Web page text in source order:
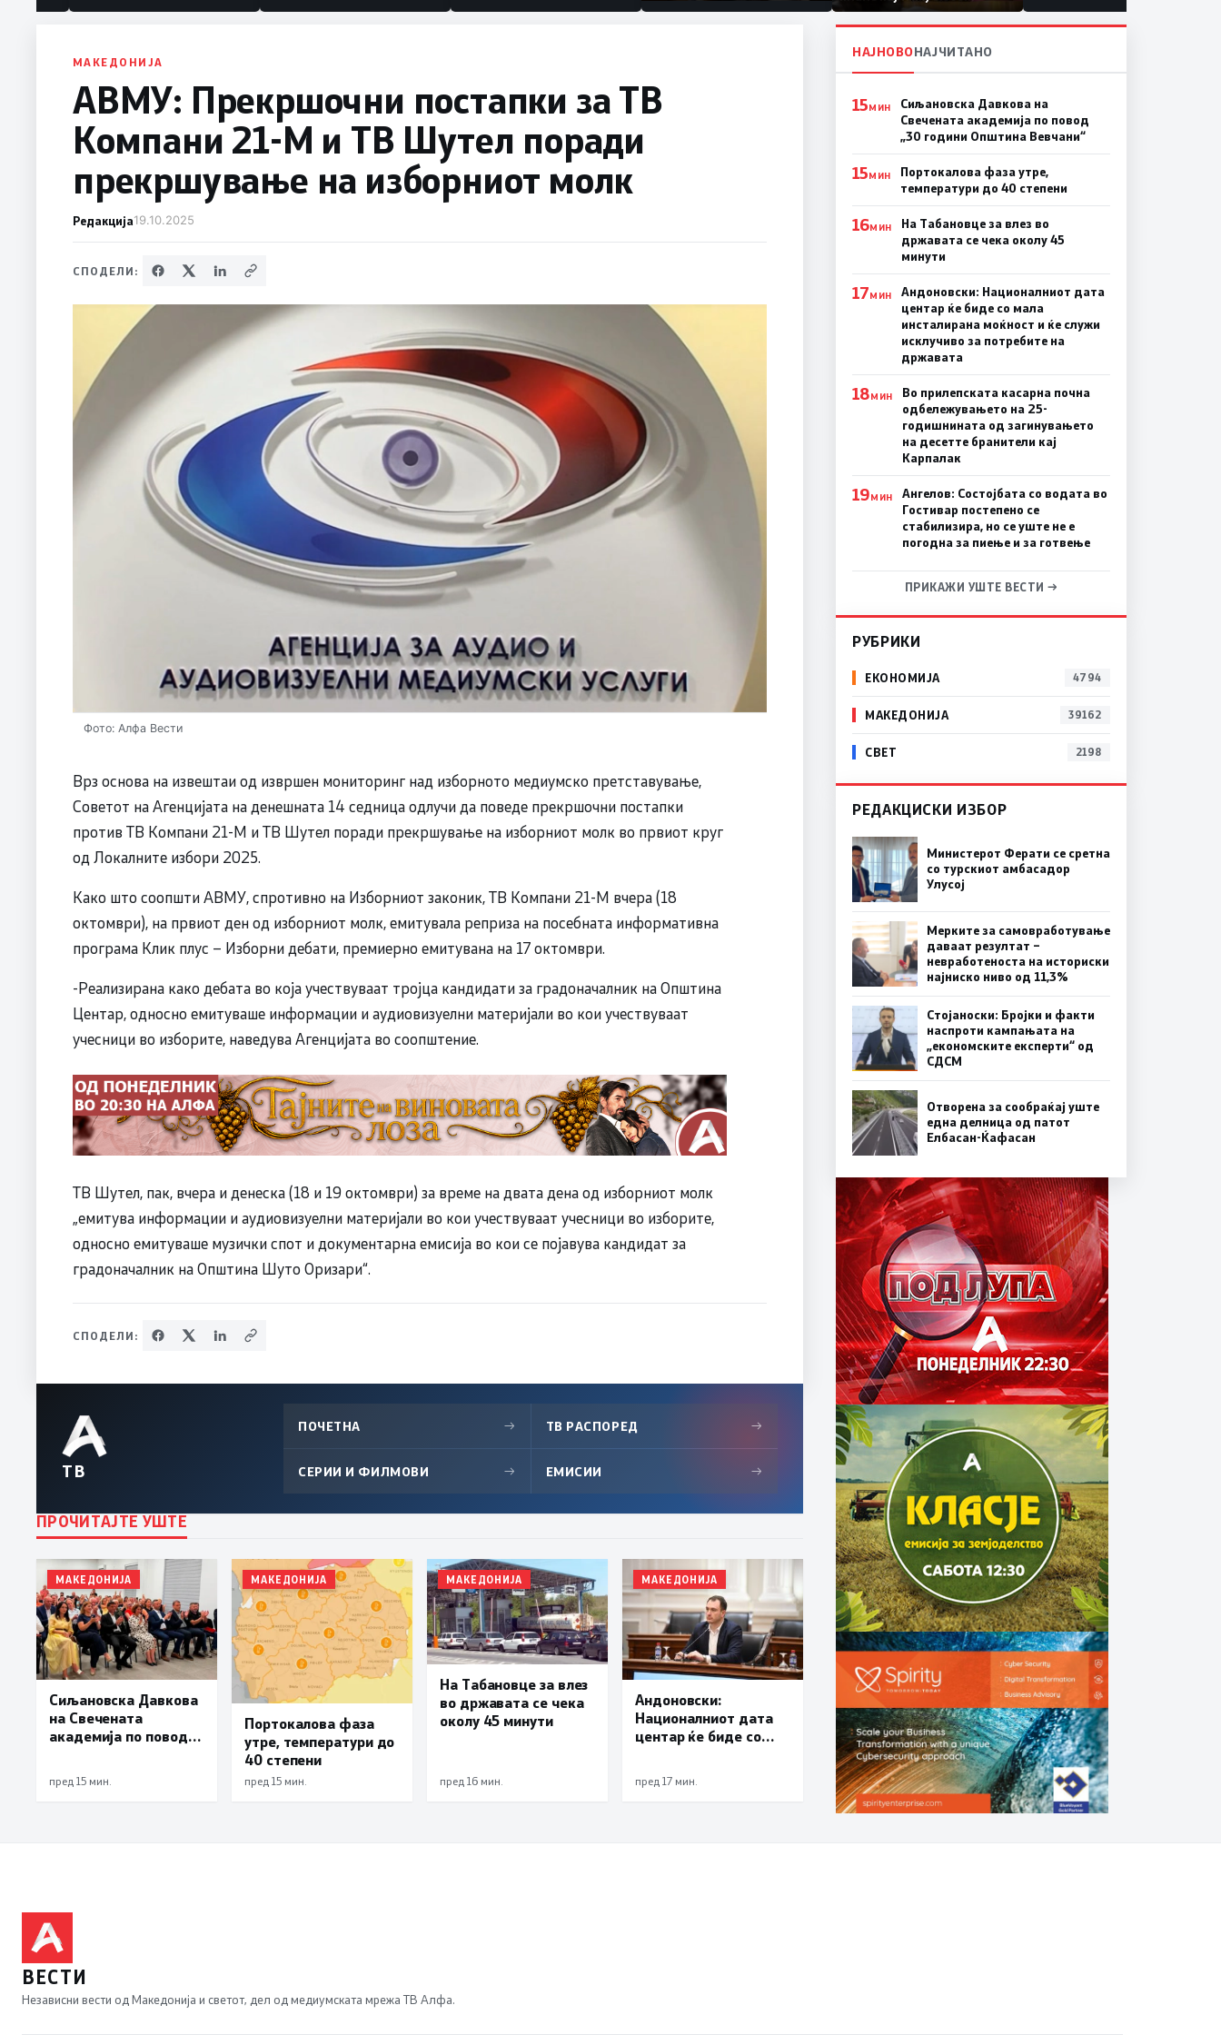
половина тунел во слепа
првачиња помалку
МАКЕДОНИЈА
АВМУ: Прекршочни постапки за ТВ
Компани 21-М и ТВ Шутел поради
прекршување на изборниот молк
Редакција19.10.2025
СПОДЕЛИ:
Фото: Алфа Вести
Врз основа на извештаи од извршен мониторинг над изборното медиумско претставување,
Советот на Агенцијата на денешната 14 седница одлучи да поведе прекршочни постапки
против ТВ Компани 21-М и ТВ Шутел поради прекршување на изборниот молк во првиот круг
од Локалните избори 2025.
Како што соопшти АВМУ, спротивно на Изборниот законик, ТВ Компани 21-М вчера (18
октомври), на првиот ден од изборниот молк, емитувала реприза на посебната информативна
програма Клик плус – Изборни дебати, премиерно емитувана на 17 октомври.
-Реализирана како дебата во која учествуваат тројца кандидати за градоначалник на Општина
Центар, односно емитуваше информации и аудиовизуелни материјали во кои учествуваат
учесници во изборите, наведува Агенцијата во соопштение.
ТВ Шутел, пак, вчера и денеска (18 и 19 октомври) за време на двата дена од изборниот молк
„емитува информации и аудиовизуелни материјали во кои учествуваат учесници во изборите,
односно емитуваше музички спот и документарна емисија во кои се појавува кандидат за
градоначалник на Општина Шуто Оризари“.
СПОДЕЛИ:
ТВ
ПОЧЕТНА → ТВ РАСПОРЕД →
СЕРИИ И ФИЛМОВИ → ЕМИСИИ →
ПРОЧИТАЈТЕ УШТЕ
МАКЕДОНИЈА
Сиљановска Давкова
на Свечената
академија по повод
пред 15 мин.
МАКЕДОНИЈА
Портокалова фаза
утре, температури до
40 степени
пред 15 мин.
МАКЕДОНИЈА
На Табановце за влез
во државата се чека
околу 45 минути
пред 16 мин.
МАКЕДОНИЈА
Андоновски:
Националниот дата
центар ќе биде со
исклучиво за
пред 17 мин.
НАЈНОВОНАЈЧИТАНО
15МИН
Сиљановска Давкова на
Свечената академија по повод
„30 години Општина Вевчани“
15МИН
Портокалова фаза утре,
температури до 40 степени
16МИН
На Табановце за влез во
државата се чека околу 45
минути
17МИН
Андоновски: Националниот дата
центар ќе биде со мала
инсталирана моќност и ќе служи
исклучиво за потребите на
државата
18МИН
Во прилепската касарна почна
одбележувањето на 25-
годишнината од загинувањето
на десетте бранители кај
Карпалак
19МИН
Ангелов: Состојбата со водата во
Гостивар постепено се
стабилизира, но се уште не е
погодна за пиење и за готвење
ПРИКАЖИ УШТЕ ВЕСТИ →
РУБРИКИ
ЕКОНОМИЈА 4794
МАКЕДОНИЈА 39162
СВЕТ 2198
РЕДАКЦИСКИ ИЗБОР
Министерот Ферати се сретна
со турскиот амбасадор
Улусој
Мерките за самовработување
даваат резултат –
невработеноста на историски
најниско ниво од 11,3%
Стојаноски: Бројки и факти
наспроти кампањата на
„економските експерти“ од
СДСM
Отворена за сообраќај уште
една делница од патот
Елбасан-Ќафасан
ВЕСТИ
Независни вести од Македонија и светот, дел од медиумската мрежа ТВ Алфа.